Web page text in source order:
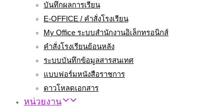
บันทึกผลการเรียน
E-OFFICE / คำสั่งโรงเรียน
My Office ระบบสำนักงานอิเล็กทรอนิกส์
คำสั่งโรงเรียนย้อนหลัง
ระบบบันทึกข้อมูลสารสนเทศ
แบบฟอร์มหนังสือราชการ
ดาวโหลดเอกสาร
หน่วยงาน